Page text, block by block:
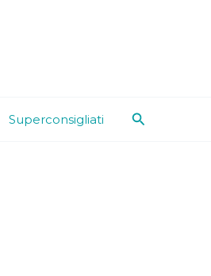
Superconsigliati Cerca